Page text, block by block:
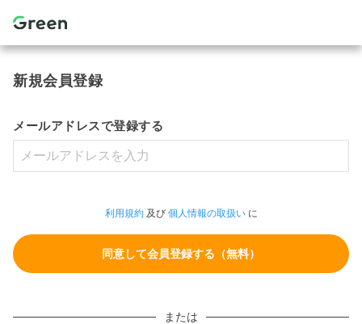
新規会員登録
メールアドレスで登録する
利用規約及び 個人情報の取扱いに
または